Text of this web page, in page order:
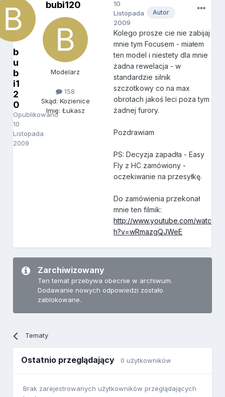
b
u
b
i1
2
0
Opublikowano
10
Listopada
2009
bubi120
Modelarz
158
Skąd: Kozienice
Imię: Łukasz
Autor
10
Listopada
2009
Kolego prosze cie nie zabijaj
mnie tym Focusem - miałem
ten model i niestety dla mnie
żadna rewelacja - w
standardzie silnik
szczotkowy co na max
obrotach jakoś leci poza tym
żadnej furory.
Pozdrawiam
PS: Decyzja zapadła - Easy
Fly z HC zamówiony -
oczekiwanie na przesyłkę.
Do zamówienia przekonał
mnie ten filmik:
http://www.youtube.com/watc
h?v=wRmazgQJWeE
Zarchiwizowany
Ten temat przebywa obecnie w archiwum.
Dodawanie nowych odpowiedzi zostało
zablokowane.
Tematy
Ostatnio przeglądający 0 użytkowników
Brak zarejestrowanych użytkowników przeglądających